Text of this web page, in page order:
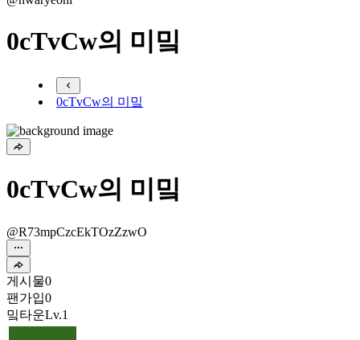
0cTvCw의 미밐
0cTvCw의 미밐
0cTvCw의 미밐
@R73mpCzcEkTOzZzwO
게시물0
팬가입0
밐타운Lv.1